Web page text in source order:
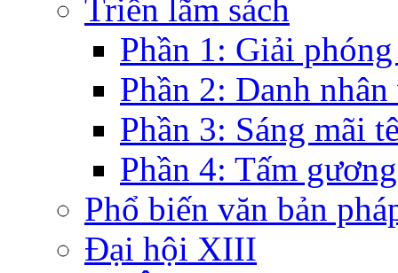
Triển lãm sách
Phần 1: Giải
Phần 2: Danh nhân
Phần 3: Sáng mãi
Phần 4: Tấm
Phổ biến văn bản
Đại hội XIII